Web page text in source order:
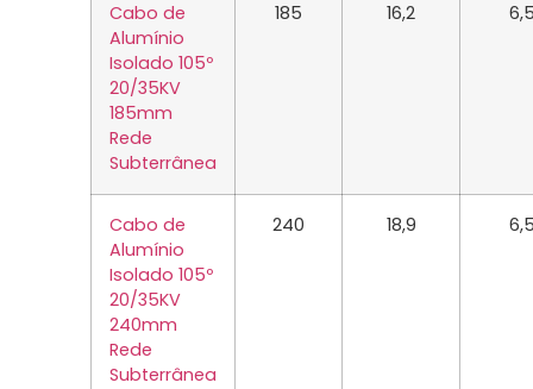
Cabo de
Alumínio
Isolado 105º
20/35KV
185mm
Rede
Subterrânea
185 16,2
Cabo de
Alumínio
Isolado 105º
20/35KV
240mm
Rede
Subterrânea
240 18,9